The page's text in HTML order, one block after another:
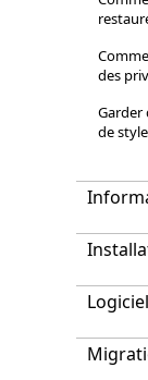
des
Garder
de style